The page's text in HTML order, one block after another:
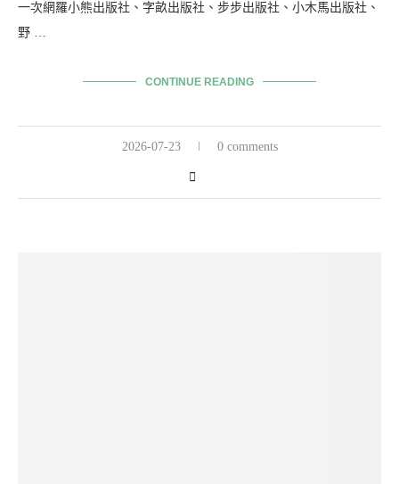
一次網羅小熊出版社、字畝出版社、步步出版社、小木馬出版社、
野 …
CONTINUE READING
2026-07-23 0 comments